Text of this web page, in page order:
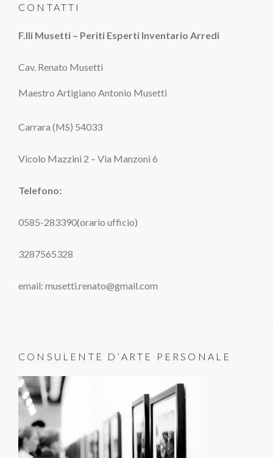
CONTATTI
F.lli Musetti – Periti Esperti Inventario Arredi
Cav. Renato Musetti
Maestro Artigiano Antonio Musetti
Carrara (MS) 54033
Vicolo Mazzini 2 – Via Manzoni 6
Telefono:
0585-283390(orario ufficio)
3287565328
email: musetti.renato@gmail.com
CONSULENTE D’ARTE PERSONALE